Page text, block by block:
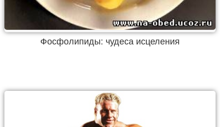
Фосфолипиды: чудеса исцеления